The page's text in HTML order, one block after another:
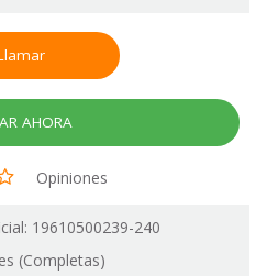
AHORA
Opiniones
19610500239-240
(Completas)